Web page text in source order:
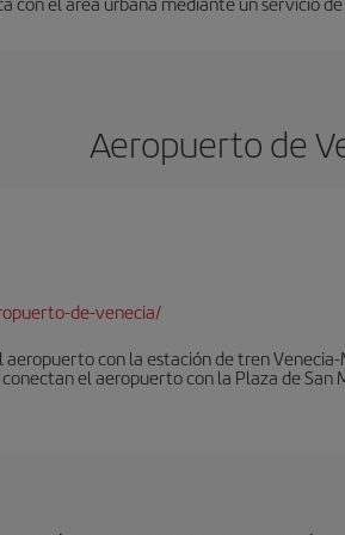
Aeropuerto de
de-venecia/
con la estación de tren
el aeropuerto con la Plaza de San